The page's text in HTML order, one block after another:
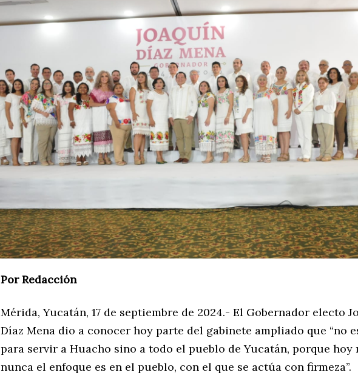
Por Redacción
Mérida, Yucatán, 17 de septiembre de 2024.- El Gobernador electo
Díaz Mena dio a conocer hoy parte del gabinete ampliado que “no
para servir a Huacho sino a todo el pueblo de Yucatán, porque hoy
nunca el enfoque es en el pueblo, con el que se actúa con firmeza”.